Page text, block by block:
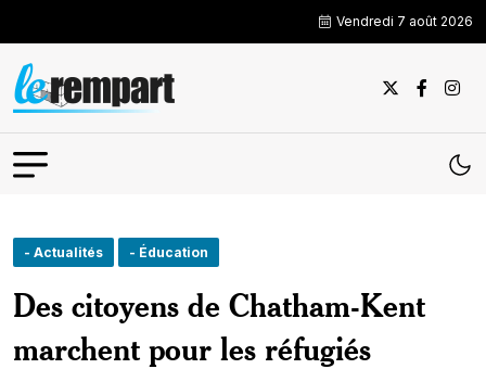
Vendredi 7 août 2026
- Actualités - Éducation
Des citoyens de Chatham-Kent
marchent pour les réfugiés